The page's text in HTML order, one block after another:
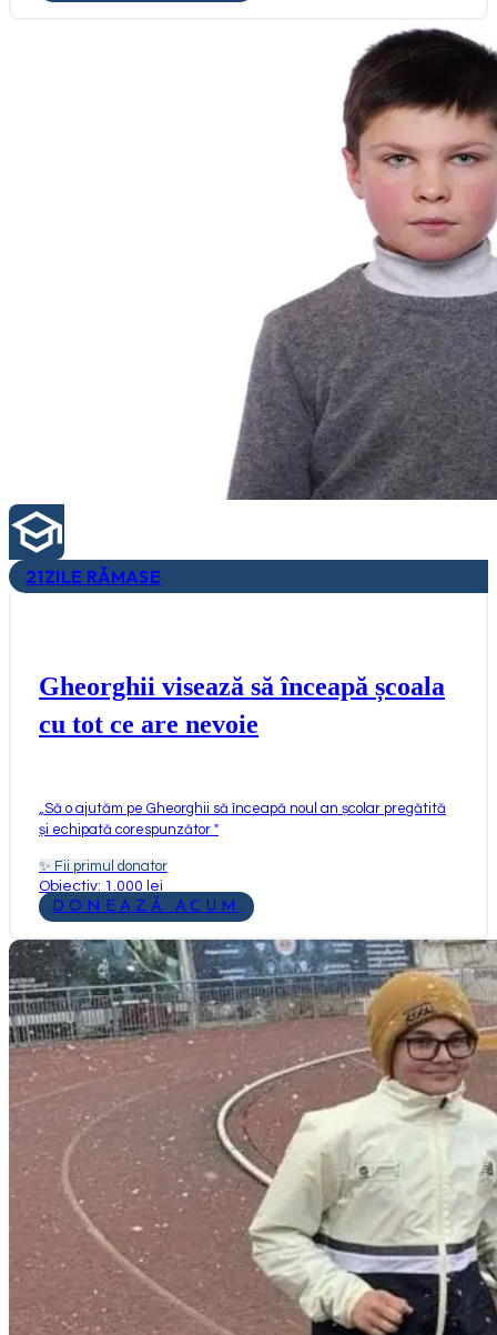
21ZILE RĂMASE
Gheorghii visează să înceapă școala
cu tot ce are nevoie
Să o ajutăm pe Gheorghii să înceapă noul an școlar pregătită
și echipată corespunzător "
✨ Fii primul donator
Obiectiv: 1.000 lei
DONEAZĂ ACUM